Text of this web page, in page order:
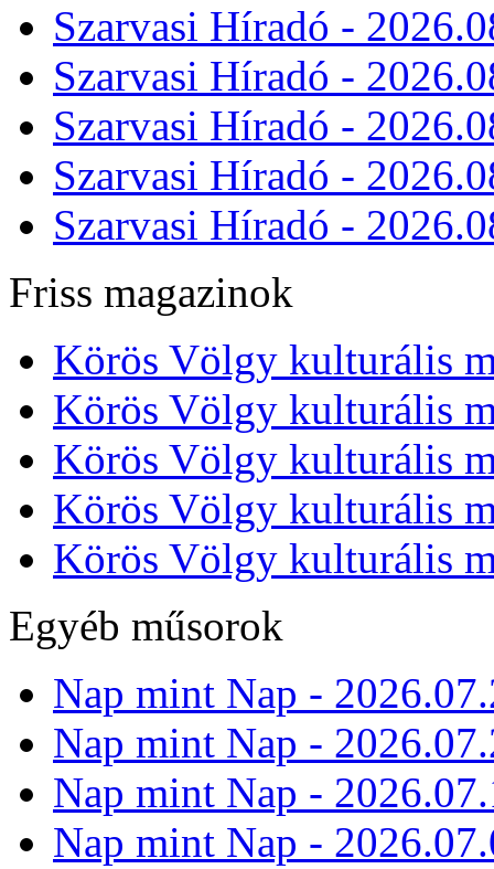
Szarvasi Híradó -
Szarvasi Híradó -
Szarvasi Híradó -
Szarvasi Híradó -
Szarvasi Híradó -
Friss magazinok
Körös Völgy kulturális
Körös Völgy kulturális
Körös Völgy kulturális
Körös Völgy kulturális
Körös Völgy kulturális
Egyéb műsorok
Nap mint Nap -
Nap mint Nap -
Nap mint Nap -
Nap mint Nap -